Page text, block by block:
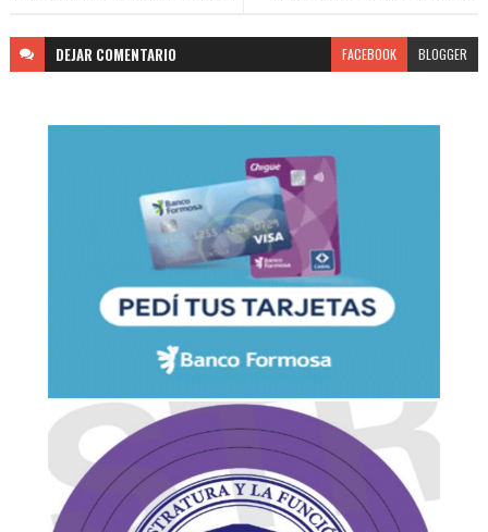
DEJAR COMENTARIO FACEBOOK BLOGGER